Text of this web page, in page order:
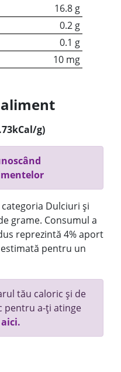
16.8 g
0.2 g
0.1 g
10 mg
g)
Dulciuri și
grame. Consumul a
reprezintă 4% aport
pentru un
tău caloric și de
pentru a-ți atinge